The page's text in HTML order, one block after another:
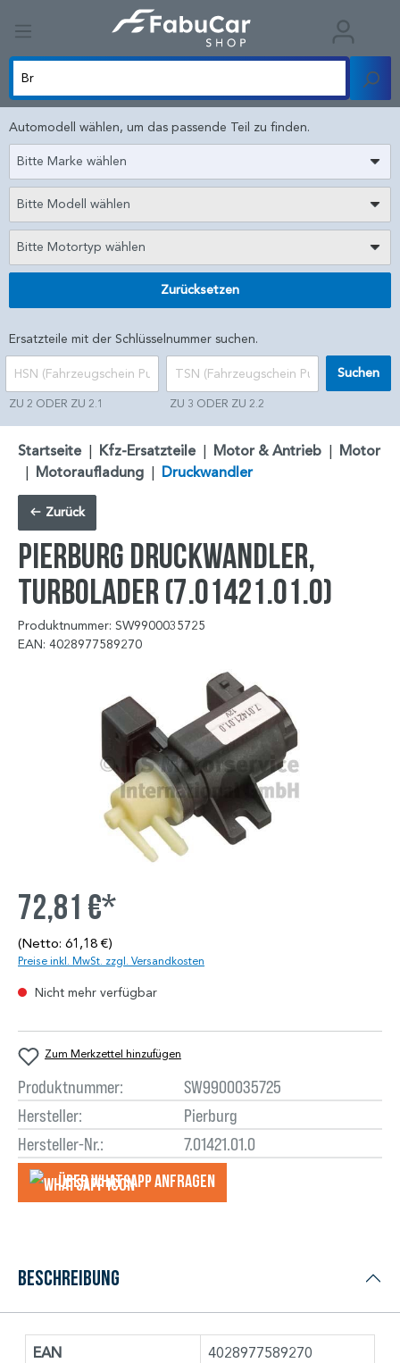
Automodell wählen, um das passende Teil zu finden.
Bitte Marke wählen
Bitte Modell wählen
Bitte Motortyp wählen
Zurücksetzen
Ersatzteile mit der Schlüsselnummer suchen.
ZU 2 ODER ZU 2.1 ZU 3 ODER ZU 2.2
Suchen
Startseite | Kfz-Ersatzteile | Motor & Antrieb | Motor
| Motoraufladung | Druckwandler
Zurück
PIERBURG Druckwandler,
Turbolader (7.01421.01.0)
Produktnummer: SW9900035725
EAN: 4028977589270
72,81 €*
(Netto: 61,18 €)
Preise inkl. MwSt. zzgl. Versandkosten
Nicht mehr verfügbar
Zum Merkzettel hinzufügen
Produktnummer:
SW9900035725
Hersteller:
Pierburg
Hersteller-Nr.:
7.01421.01.0
Über WhatsApp anfragеn
Beschreibung
EAN 4028977589270